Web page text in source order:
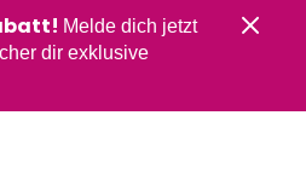
Melde dich jetzt
dir exklusive